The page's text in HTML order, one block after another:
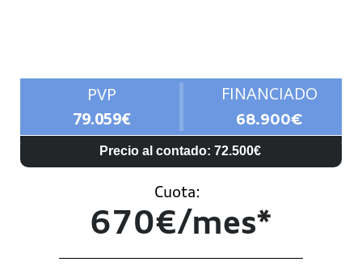
PVP
79.059€
FINANCIADO
68.900€
Precio al contado: 72.500€
Cuota:
670€/mes*